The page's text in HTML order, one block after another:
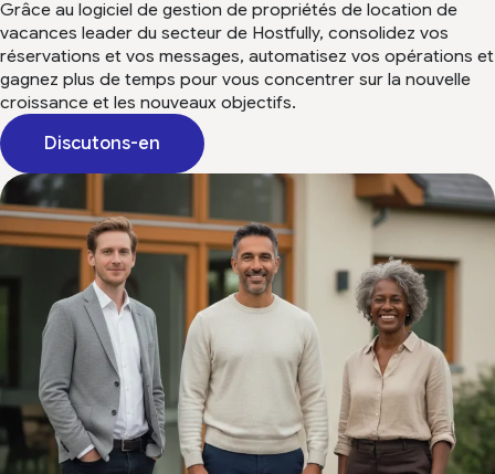
Trustpilot
permette de gérer plusieurs propriétés
et toutes nos tâches, intégrées à
Pricelabs, de manière fluide, pour
l’équivalent d’une nuit de réservation par
Je le recommande vivement à toute
personne ayant une ou plusieurs
propriétés.
Michael R.
David L.
G2
Capterra
opérations.”
Utilisateur G2
Grâce au logiciel de gestion de propriétés de location de
vacances leader du secteur de Hostfully, consolidez vos
réservations et vos messages, automatisez vos opérations et
gagnez plus de temps pour vous concentrer sur la nouvelle
croissance et les nouveaux objectifs.
Discutons-en